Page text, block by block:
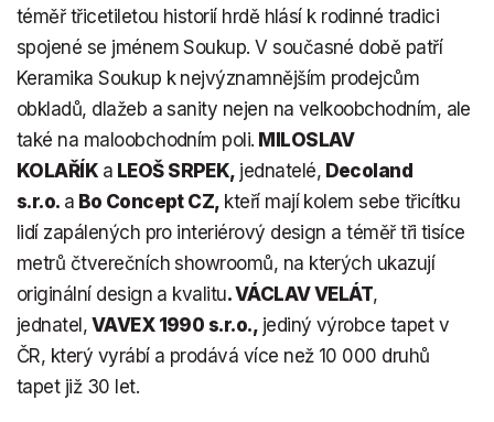
téměř třicetiletou historií hrdě hlásí k rodinné tradici
spojené se jménem Soukup. V současné době patří
Keramika Soukup k nejvýznamnějším prodejcům
obkladů, dlažeb a sanity nejen na velkoobchodním, ale
také na maloobchodním poli. MILOSLAV
KOLAŘÍK a LEOŠ SRPEK, jednatelé, Decoland
s.r.o. a Bo Concept CZ, kteří mají kolem sebe třicítku
lidí zapálených pro interiérový design a téměř tři tisíce
metrů čtverečních showroomů, na kterých ukazují
originální design a kvalitu. VÁCLAV VELÁT,
jednatel, VAVEX 1990 s.r.o., jediný výrobce tapet v
ČR, který vyrábí a prodává více než 10 000 druhů
tapet již 30 let.